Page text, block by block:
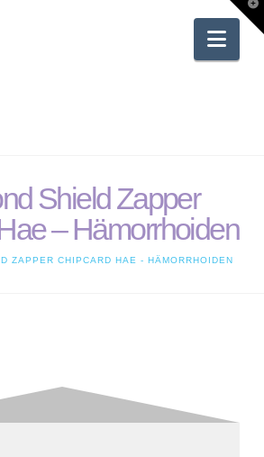
Shield Zapper
– Hämorrhoiden
ZAPPER CHIPCARD HAE - HÄMORRHOIDEN